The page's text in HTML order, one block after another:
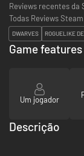
Reviews recentes da
Todas Reviews
DWARVES ROGUELIKE
Game features
Um jogador
Descrição